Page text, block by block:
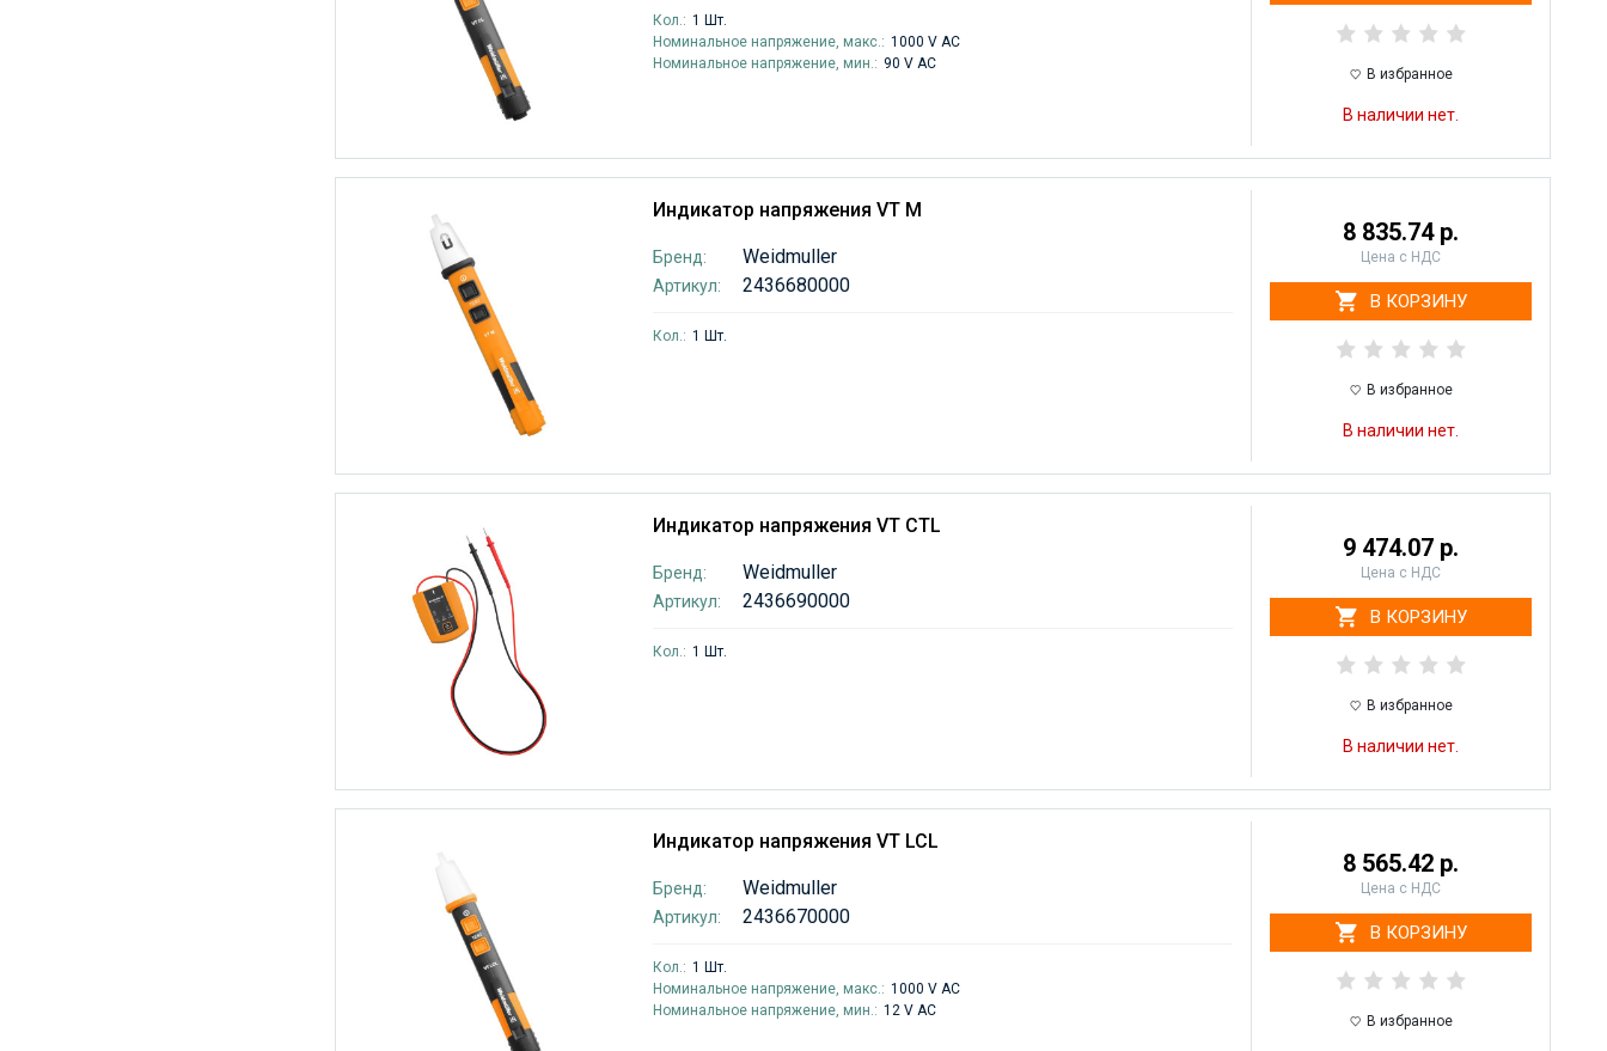
Кол.: 1 Шт.
Номинальное напряжение, макс.: 1000 V AC
Номинальное напряжение, мин.: 90 V AC
В избранное
В наличии нет.
Индикатор напряжения VT M
Бренд: Weidmuller
Артикул: 2436680000
Кол.: 1 Шт.
8 835.74 р.
Цена с НДС
В КОРЗИНУ
В избранное
В наличии нет.
Индикатор напряжения VT CTL
Бренд: Weidmuller
Артикул: 2436690000
Кол.: 1 Шт.
9 474.07 р.
Цена с НДС
В КОРЗИНУ
В избранное
В наличии нет.
Индикатор напряжения VT LCL
Бренд: Weidmuller
Артикул: 2436670000
Кол.: 1 Шт.
Номинальное напряжение, макс.: 1000 V AC
Номинальное напряжение, мин.: 12 V AC
8 565.42 р.
Цена с НДС
В КОРЗИНУ
В избранное